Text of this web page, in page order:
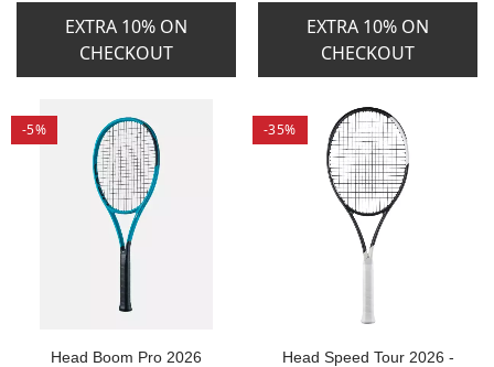
EXTRA 10% ON
CHECKOUT
EXTRA 10% ON
CHECKOUT
-5%
Head Boom Pro 2026
-35%
Head Speed Tour 2026 -